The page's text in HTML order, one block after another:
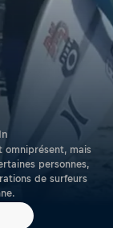
mais
personnes,
de surfeurs